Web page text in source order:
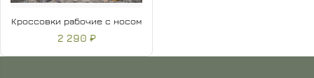
Кроссовки рабочие с носом
2 290 ₽